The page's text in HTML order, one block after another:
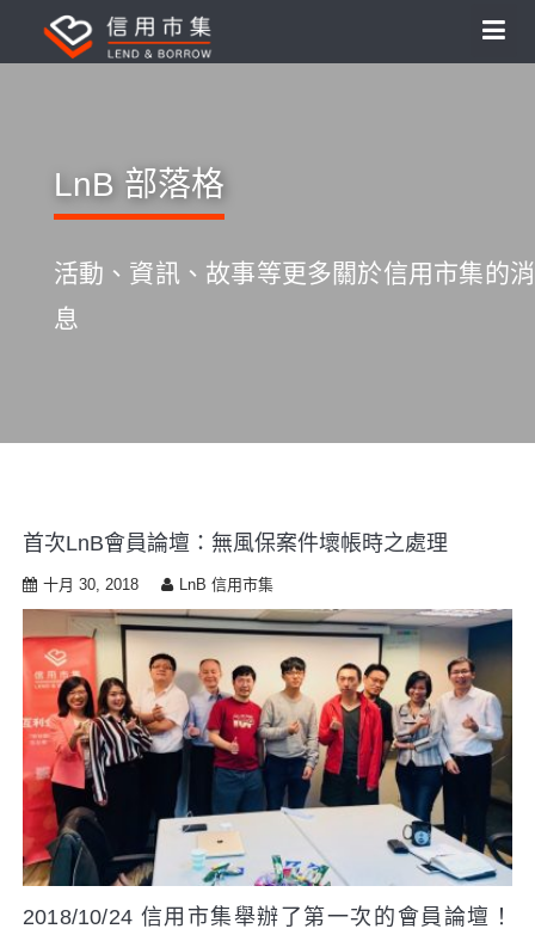
LnB 部落格
活動、資訊、故事等更多關於信用市集的消
息
首次LnB會員論壇：無風保案件壞帳時之處理
十月 30, 2018 LnB 信用市集
2018/10/24 信用市集舉辦了第一次的會員論壇！